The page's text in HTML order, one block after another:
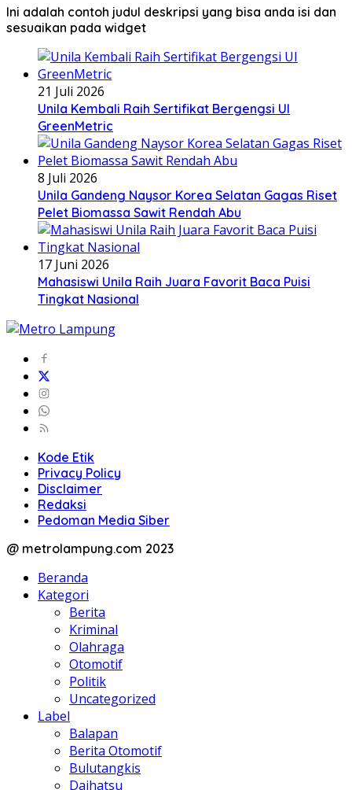
Ini adalah contoh judul deskripsi yang bisa anda isi dan
sesuaikan pada widget
21 Juli 2026
Unila Kembali Raih Sertifikat Bergengsi UI
GreenMetric
8 Juli 2026
Unila Gandeng Naysor Korea Selatan Gagas Riset
Pelet Biomassa Sawit Rendah Abu
17 Juni 2026
Mahasiswi Unila Raih Juara Favorit Baca Puisi
Tingkat Nasional
Kode Etik
Privacy Policy
Disclaimer
Redaksi
Pedoman Media Siber
@ metrolampung.com 2023
Beranda
Kategori
Berita
Kriminal
Olahraga
Otomotif
Politik
Uncategorized
Label
Balapan
Berita Otomotif
Bulutangkis
Daihatsu